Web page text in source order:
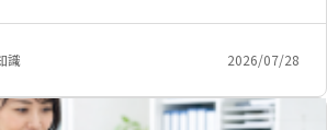
識 2026/07/28